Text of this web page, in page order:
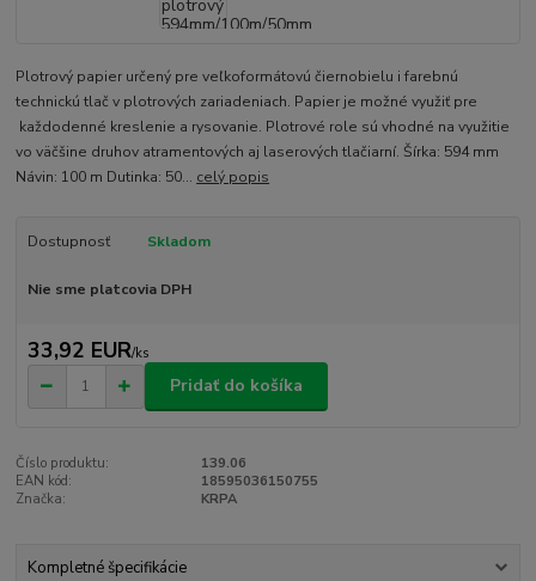
Plotrový papier určený pre veľkoformátovú čiernobielu i farebnú
technickú tlač v plotrových zariadeniach. Papier je možné využiť pre
každodenné kreslenie a rysovanie. Plotrové role sú vhodné na využitie
vo väčšine druhov atramentových aj laserových tlačiarní. Šírka: 594 mm
Návin: 100 m Dutinka: 50... celý popis
Dostupnosť Skladom
Nie sme platcovia DPH
33,92 EUR/ks
Pridať do košíka
Číslo produktu:
139.06
EAN kód:
18595036150755
Značka:
KRPA
Kompletné špecifikácie